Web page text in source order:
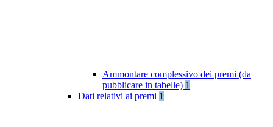
Ammontare complessivo dei premi (da
pubblicare in tabelle) 1
Dati relativi ai premi 1